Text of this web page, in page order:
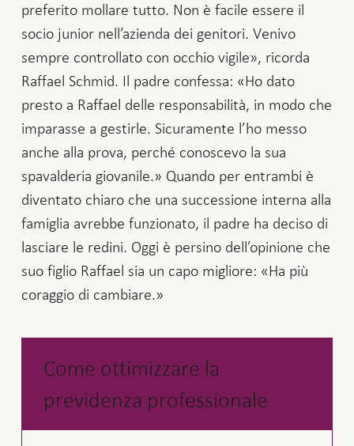
preferito mollare tutto. Non è facile essere il
socio junior nell’azienda dei genitori. Venivo
sempre controllato con occhio vigile», ricorda
Raffael Schmid. Il padre confessa: «Ho dato
presto a Raffael delle responsabilità, in modo che
imparasse a gestirle. Sicuramente l’ho messo
anche alla prova, perché conoscevo la sua
spavalderia giovanile.» Quando per entrambi è
diventato chiaro che una successione interna alla
famiglia avrebbe funzionato, il padre ha deciso di
lasciare le redini. Oggi è persino dell’opinione che
suo figlio Raffael sia un capo migliore: «Ha più
coraggio di cambiare.»
Come ottimizzare la
previdenza professionale